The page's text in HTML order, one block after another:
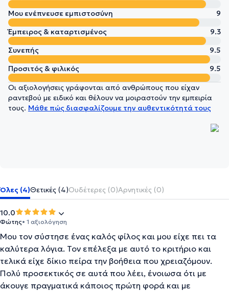
Μου ενέπνευσε εμπιστοσύνη
9
Έμπειρος & καταρτισμένος
9.3
Συνεπής
9.5
Προσιτός & φιλικός
9.5
Οι αξιολογήσεις γράφονται από ανθρώπους που είχαν
ραντεβού με ειδικό και θέλουν να μοιραστούν την εμπειρία
τους. Μάθε πώς διασφαλίζουμε την αυθεντικότητά τους
Όλες (4)Θετικές (4)Ουδέτερες (0)Αρνητικές (0)
10.0
Φώτης• 1 αξιολόγηση
Μου τον σύστησε ένας καλός φίλος και μου είχε πει τα
καλύτερα λόγια. Τον επέλεξα με αυτό το κριτήριο και
τελικά είχε δίκιο πείρα την βοήθεια που χρειαζόμουν.
Πολύ προσεκτικός σε αυτά που λέει, ένοιωσα ότι με
άκουγε πραγματικά κάποιος πρώτη φορά και με